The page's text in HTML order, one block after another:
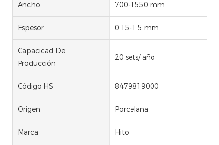
Ancho 700-1550 mm
Espesor 0.15-1.5 mm
Capacidad De
Producción
20 sets/ año
Código HS 8479819000
Origen Porcelana
Marca Hito